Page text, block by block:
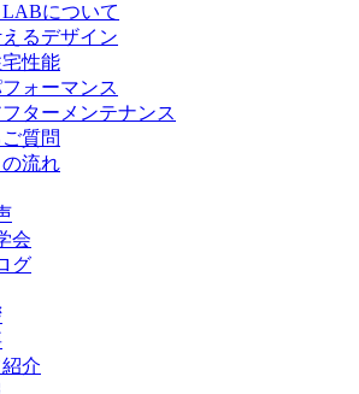
について
るデザイン
性能
ォーマンス
ターメンテナンス
質問
流れ
会
グ
介